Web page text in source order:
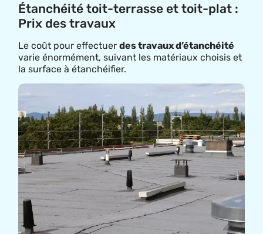
Étanchéité toit-terrasse et toit-plat :
Prix des travaux
Le coût pour effectuerdes travaux d’étanchéité
varie énormément, suivant les matériaux choisis et
la surface à étanchéifier.